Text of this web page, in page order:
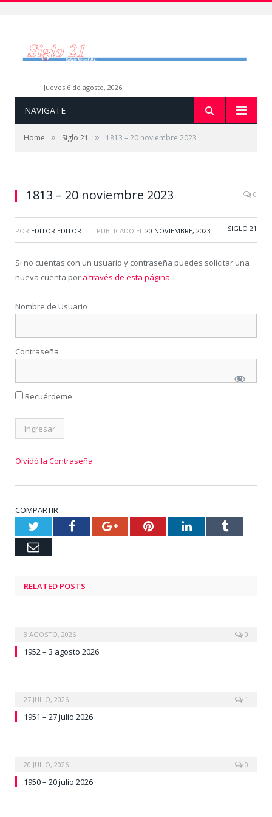
jueves 6 de agosto, 2026
NAVIGATE
Home » Siglo 21 » 1813 – 20 noviembre 2023
1813 – 20 noviembre 2023 0
POR EDITOR EDITOR | PUBLICADO EL 20 NOVIEMBRE, 2023 SIGLO 21
Si no cuentas con un usuario y contraseña puedes solicitar una
nueva cuenta por a través de esta página.
Nombre de Usuario
Contraseña
Recuérdeme
Olvidó la Contraseña
COMPARTIR.
TwitterFacebookGoogle+PinterestLinkedInTumblr
Email
RELATED POSTS
3 AGOSTO, 2026 0
1952 – 3 agosto 2026
27 JULIO, 2026 1
1951 – 27 julio 2026
20 JULIO, 2026 0
1950 – 20 julio 2026